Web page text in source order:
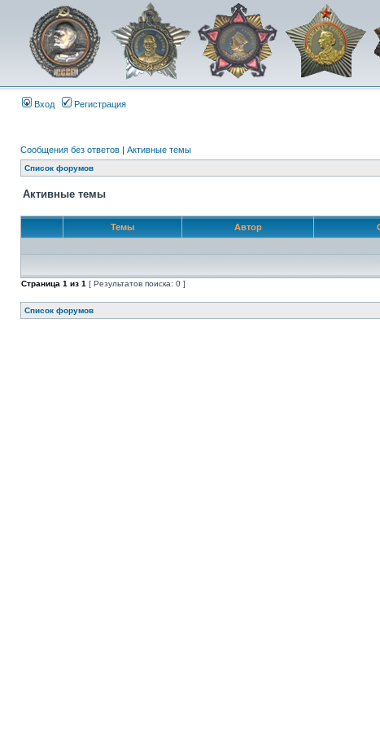
Вход Регистрация
Сообщения без ответов | Активные темы
Список форумов
Активные темы
Темы Автор
Страница 1 из 1 [ Результатов поиска: 0 ]
Список форумов